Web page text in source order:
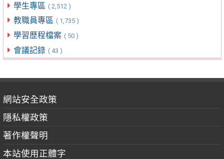
學生專區 ( 2,512 )
教職員專區 ( 1,735 )
學習歷程檔案 ( 50 )
會議記錄 ( 43 )
網站安全政策
隱私權政策
著作權聲明
本站使用正體字